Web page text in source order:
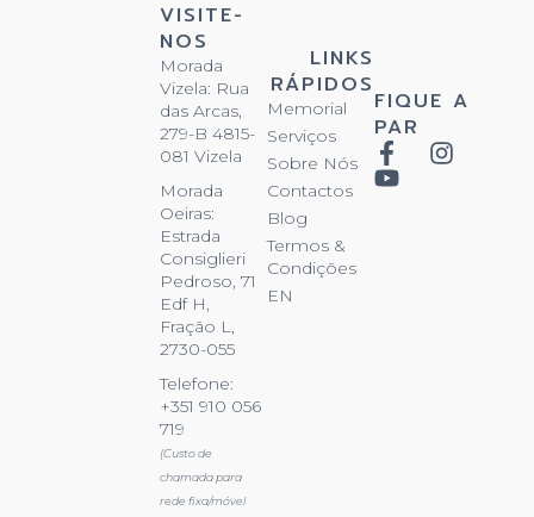
VISITE-
NOS
Morada
Vizela: Rua
das Arcas,
279-B 4815-
081 Vizela
Morada
Oeiras:
Estrada
Consiglieri
Pedroso, 71
Edf H,
Fração L,
2730-055
Telefone:
+351 910 056
719
(Custo de
chamada para
rede fixa/móvel
LINKS
RÁPIDOS
Memorial
Serviços
Sobre Nós
Contactos
Blog
Termos &
Condições
EN
FIQUE A
PAR